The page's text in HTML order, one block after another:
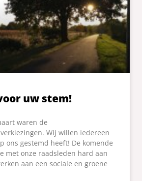
uw stem!
waren de
Wij willen iedereen
ons gestemd heeft! De komende
met onze raadsleden hard aan
aan een sociale en groene